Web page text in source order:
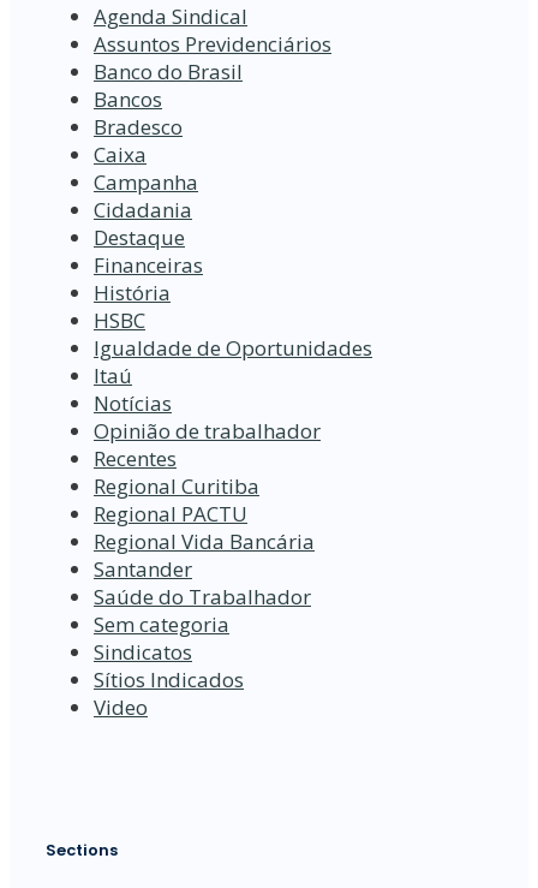
Agenda Sindical
Assuntos Previdenciários
Banco do Brasil
Bancos
Bradesco
Caixa
Campanha
Cidadania
Destaque
Financeiras
História
HSBC
Igualdade de Oportunidades
Itaú
Notícias
Opinião de trabalhador
Recentes
Regional Curitiba
Regional PACTU
Regional Vida Bancária
Santander
Saúde do Trabalhador
Sem categoria
Sindicatos
Sítios Indicados
Video
Sections